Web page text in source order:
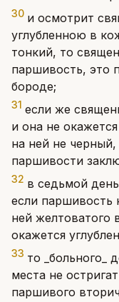
30 и осмотрит
углубленною в
тонкий, то
паршивость, это
бороде;
31 если же
и она не
на ней не
паршивости
32 в седьмой
если паршивость
ней желтоватого
окажется
33 то _больного_
места не
паршивого